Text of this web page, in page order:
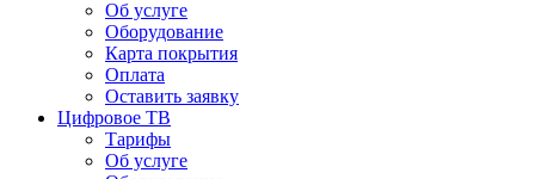
Об услуге
Оборудование
Карта покрытия
Оплата
Оставить заявку
Цифровое ТВ
Тарифы
Об услуге